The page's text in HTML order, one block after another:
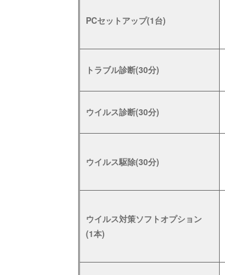
PCセットアップ(1台)
トラブル診断(30分)
ウイルス診断(30分)
ウイルス駆除(30分)
ウイルス対策ソフトオプション
(1本)